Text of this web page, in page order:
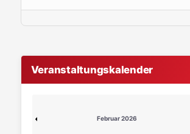
Veranstaltungskalender
Februar 2026